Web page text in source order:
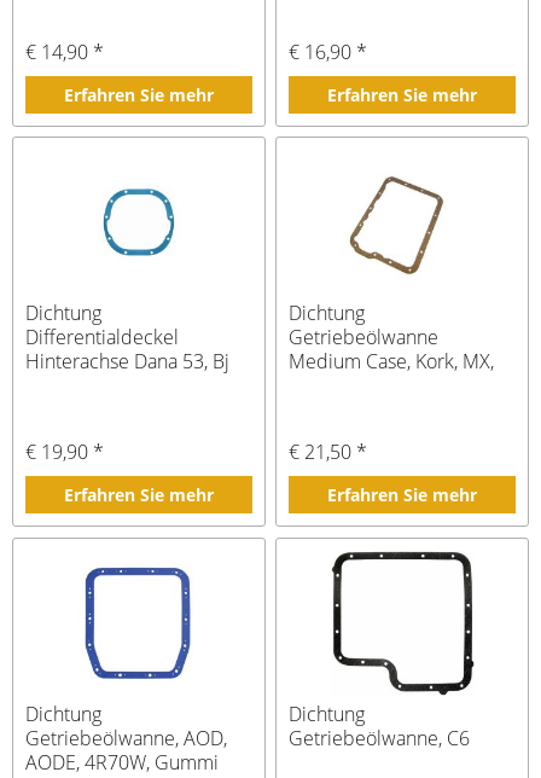
€ 14,90 *
Erfahren Sie mehr
€ 16,90 *
Erfahren Sie mehr
Dichtung
Differentialdeckel
Hinterachse Dana 53, Bj
€ 19,90 *
Erfahren Sie mehr
Dichtung
Getriebeölwanne
Medium Case, Kork, MX,
€ 21,50 *
Erfahren Sie mehr
Dichtung
Getriebeölwanne, AOD,
AODE, 4R70W, Gummi
Dichtung
Getriebeölwanne, C6